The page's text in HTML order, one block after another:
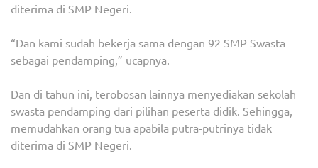
diterima di SMP Negeri.
“Dan kami sudah bekerja sama dengan 92 SMP Swasta
sebagai pendamping,” ucapnya.
Dan di tahun ini, terobosan lainnya menyediakan sekolah
swasta pendamping dari pilihan peserta didik. Sehingga,
memudahkan orang tua apabila putra-putrinya tidak
diterima di SMP Negeri.